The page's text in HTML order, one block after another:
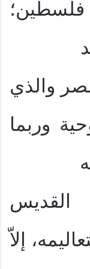
والذي
وربما
إلاّ